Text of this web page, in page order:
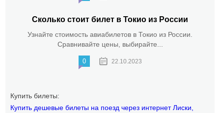
Сколько стоит билет в Токио из России
Узнайте стоимость авиабилетов в Токио из России.
Сравнивайте цены, выбирайте...
0 22.10.2023
Купить билеты:
Купить дешевые билеты на поезд через интернет Лиски,